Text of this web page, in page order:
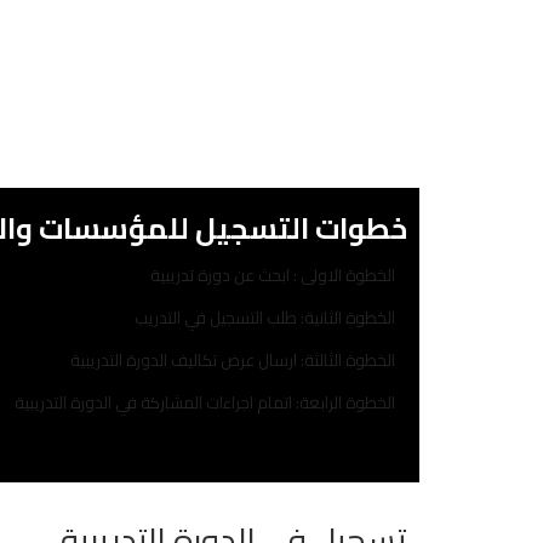
خطوات التسجيل للمؤسسات
الخطوة الاولى : ابحث عن دورة تدريبية
الخطوة الثانية: طلب التسجيل في التدريب
الخطوة الثالثة: ارسال عرض تكاليف الدورة التدريبية
الخطوة الرابعة: اتمام اجراءات المشاركة في الدورة التدريبية